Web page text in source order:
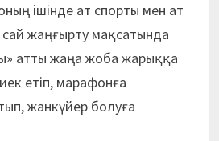
ішінде ат спорты мен ат
сай жаңғырту мақсатында
атты жаңа жоба жарыққа
етіп, марафонға
жанкүйер болуға